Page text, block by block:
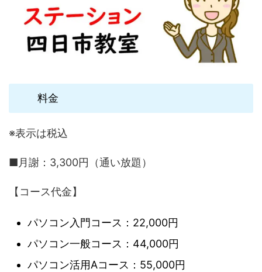
料金
※表示は税込
■月謝：3,300円（通い放題）
【コース代金】
パソコン入門コース：22,000円
パソコン一般コース：44,000円
パソコン活用Aコース：55,000円